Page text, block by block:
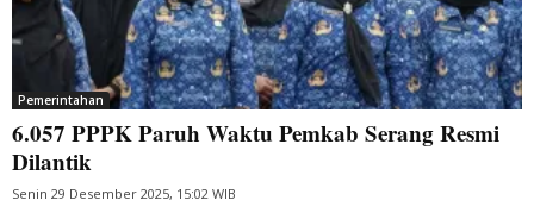
Pemerintahan
6.057 PPPK Paruh Waktu Pemkab Serang Resmi
Dilantik
Senin 29 Desember 2025, 15:02 WIB